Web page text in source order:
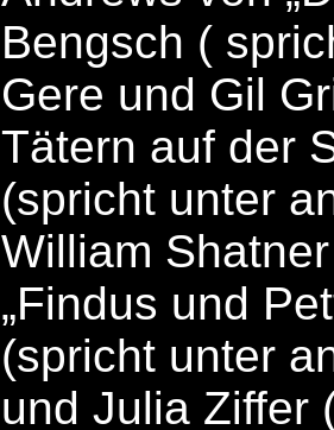
Bengsch (
Gere und Gil
Tätern auf der
(spricht unter
William
„Findus und
(spricht unter
und Julia Ziffer